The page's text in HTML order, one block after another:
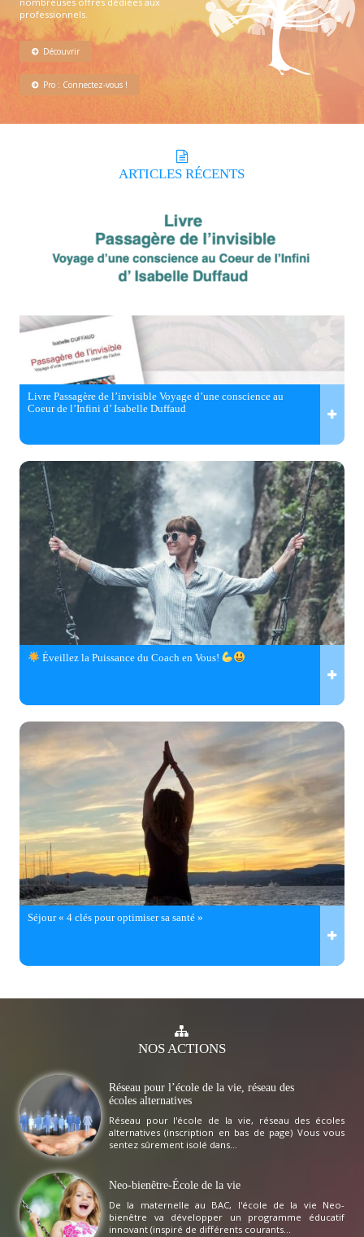
professionnels.
Découvrir
Pro : Connectez-vous !
ARTICLES RÉCENTS
Livre Passagère de l’invisible Voyage d’une conscience au
Coeur de l’Infini d’ Isabelle Duffaud
Éveillez la Puissance du Coach en Vous!
Séjour « 4 clés pour optimiser sa santé »
NOSACTIONS
Réseau pour l’école de la vie, réseau des
écoles alternatives
Réseau pour l'école de la vie, réseau des écoles
alternatives (inscription en bas de page) Vous vous
sentez sûrement isolé dans...
Neo-bienêtre-École de la vie
De la maternelle au BAC, l'école de la vie Neo-
bienêtre va développer un programme éducatif
innovant (inspiré de différents courants...